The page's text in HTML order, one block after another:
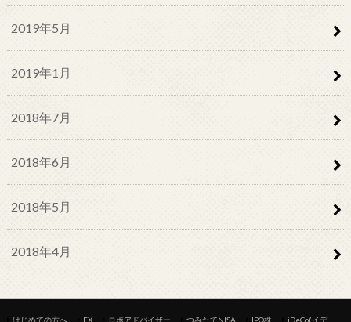
2019年5月
2019年1月
2018年7月
2018年6月
2018年5月
2018年4月
はじめての方へ FX ロボアドバイザー つみたてNISA IPO株 iDeCo(イデ